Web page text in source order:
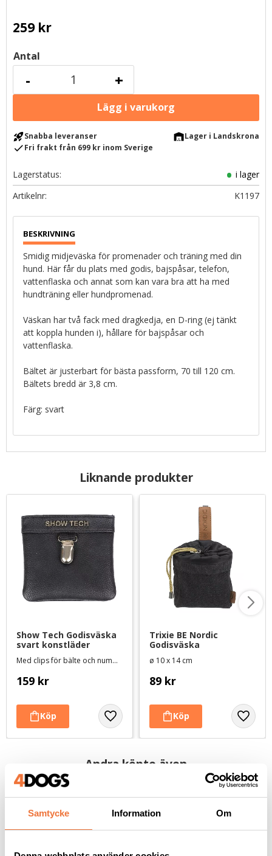
Samtycke Information Om
259kr
Antal
+
-
rocket_launchSnabba leveranser warehouseLager i Landskrona
checkFri frakt från 699 kr inom Sverige
Lagerstatus
i lager
Artikelnr
K1197
Smidig midjeväska för promenader och träning med din
hund. Här får du plats med godis, bajspåsar, telefon,
vattenflaska och annat som kan vara bra att ha med
hundträning eller hundpromenad.
Väskan har två fack med dragkedja, en D-ring (ej tänkt
att koppla hunden i), hållare för bajspåsar och
vattenflaska.
Bältet är justerbart för bästa passform, 70 till 120 cm.
Bältets bredd är 3,8 cm.
Färg: svart
Liknande produkter
Show Tech Godisväska
svart konstläder
Med clips för bälte och nummerlapp
159 kr
Trixie BE Nordic
Godisväska
ø 10 x 14 cm
89 kr
Andra köpte även